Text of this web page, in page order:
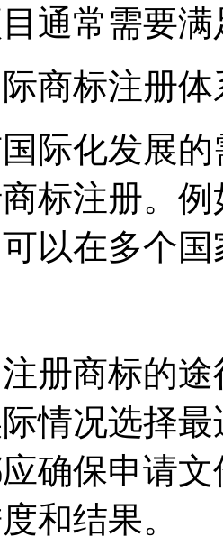
通常需要
商标注册体
际化发展
标注册。
以在多个
册商标的
情况选择
确保申请
和结果。